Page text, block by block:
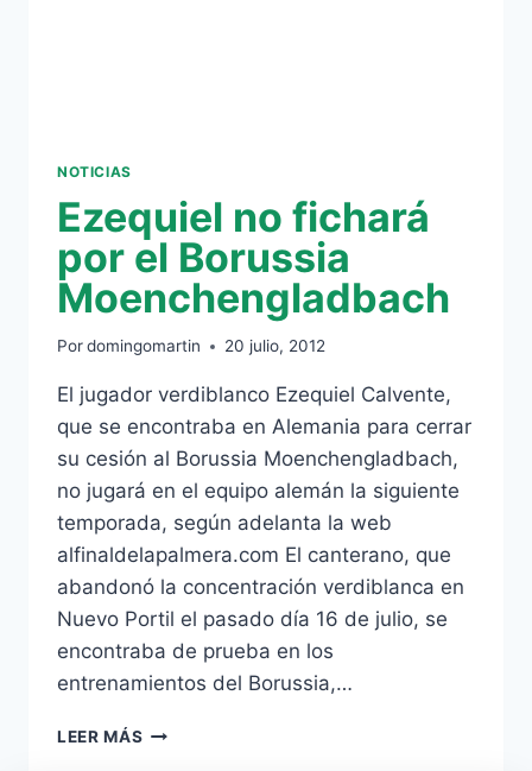
NOTICIAS
Ezequiel no fichará
por el Borussia
Moenchengladbach
Pordomingomartin 20 julio, 2012
El jugador verdiblanco Ezequiel Calvente,
que se encontraba en Alemania para cerrar
su cesión al Borussia Moenchengladbach,
no jugará en el equipo alemán la siguiente
temporada, según adelanta la web
alfinaldelapalmera.com El canterano, que
abandonó la concentración verdiblanca en
Nuevo Portil el pasado día 16 de julio, se
encontraba de prueba en los
entrenamientos del Borussia,…
LEER MÁS EZEQUIEL